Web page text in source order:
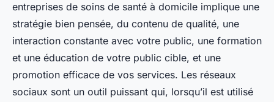
entreprises de soins de santé à domicile implique une
stratégie bien pensée, du contenu de qualité, une
interaction constante avec votre public, une formation
et une éducation de votre public cible, et une
promotion efficace de vos services. Les réseaux
sociaux sont un outil puissant qui, lorsqu’il est utilisé